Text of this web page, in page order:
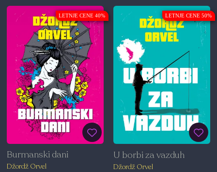
LETNJE CENE 40%
Burmanski dani
Džordž Orvel
LETNJE CENE 50%
U borbi za vazduh
Džordž Orvel